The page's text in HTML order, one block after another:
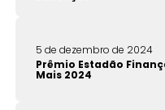
5 de dezembro de 2024
Prêmio Estadão
Mais 2024